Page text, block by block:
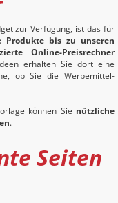
zur Verfügung, ist das für
Produkte bis zu unseren
Online-Preisrechner
erhalten Sie dort eine
ob Sie die Werbemittel-
können Sie nützliche
.
Seiten